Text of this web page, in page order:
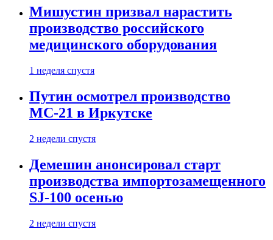
Мишустин призвал нарастить
производство российского
медицинского оборудования
1 неделя спустя
Путин осмотрел производство
МС-21 в Иркутске
2 недели спустя
Демешин анонсировал старт
производства импортозамещенного
SJ-100 осенью
2 недели спустя